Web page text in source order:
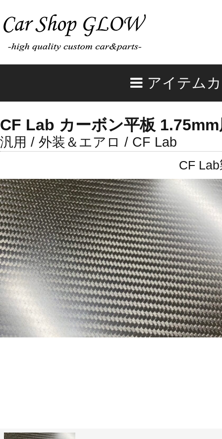
アイテム
CF Lab カーボン平板
汎用 / 外装＆エアロ / CF Lab
CF